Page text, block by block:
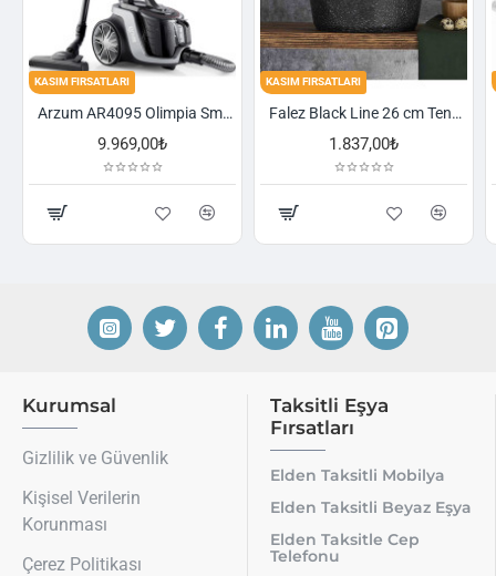
Arzum AR4095 Olimpia Smart Cyclone Filtreli Süpürge - Füme
KASIM FIRSATLARI
Falez Black Line 26 cm Tencere
1.837,00₺
KASIM FIRSATLARI
2.521,00₺
Kurumsal
Gizlilik ve Güvenlik
Kişisel Verilerin
Korunması
Çerez Politikası
Taksitli Eşya
Fırsatları
Elden Taksitli Mobilya
Elden Taksitli Beyaz Eşya
Elden Taksitle Cep
Telefonu